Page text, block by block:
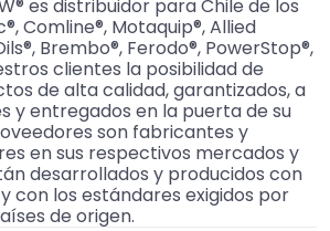
es distribuidor para Chile de los
Comline®, Motaquip®, Allied
Brembo®, Ferodo®, PowerStop®,
clientes la posibilidad de
de alta calidad, garantizados, a
y entregados en la puerta de su
son fabricantes y
en sus respectivos mercados y
desarrollados y producidos con
con los estándares exigidos por
de origen.